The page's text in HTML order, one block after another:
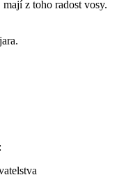
z toho radost vosy.